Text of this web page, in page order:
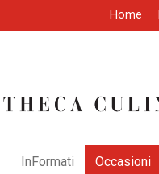
Home
InFormati Occasioni